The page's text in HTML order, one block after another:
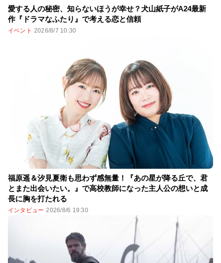
愛する人の秘密、知らないほうが幸せ？犬山紙子がA24最新
作『ドラマなふたり』で考える恋と信頼
イベント 2026/8/7 10:30
福原遥＆汐見夏衛も思わず感無量！『あの星が降る丘で、君
とまた出会いたい。』で高校教師になった主人公の想いと成
長に胸を打たれる
インタビュー 2026/8/6 19:30